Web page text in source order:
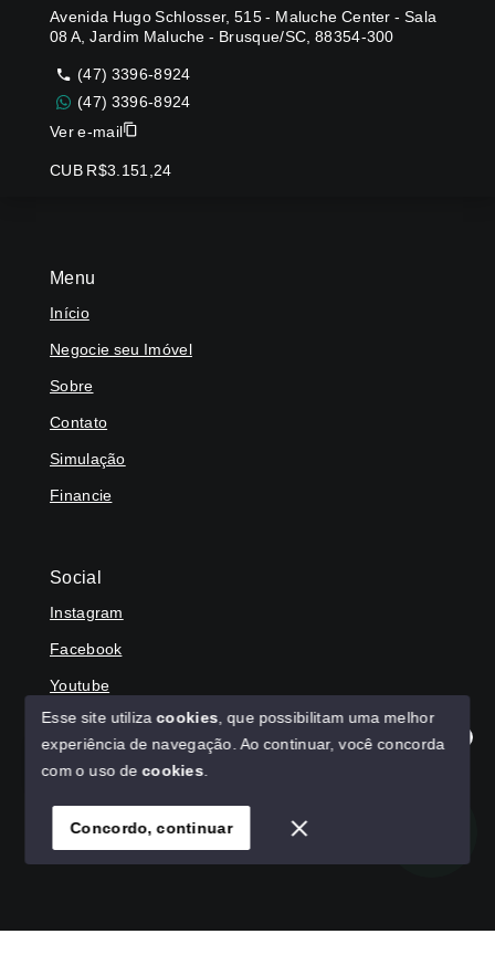
Olá! Agradecemos seu contato, como podemos ajudar?
Menu
Início
Negocie seu Imóvel
Sobre
Contato
Simulação
Financie
Social
Instagram
Facebook
Youtube
© Copyright 2026 - HAGA IMÓVEIS - Todos os direitos
SITE PARA IMOBILIARIA
Avenida Hugo Schlosser, 515 - Maluche Center - Sala
08 A, Jardim Maluche - Brusque/SC, 88354-300
(47) 3396-8924
(47) 3396-8924
Ver e-mail
CUB R$3.151,24
Esse site utilizacookies , que possibilitam uma melhor
experiência de navegação. Ao continuar, você concorda
com o uso decookies
Concordo, continuar